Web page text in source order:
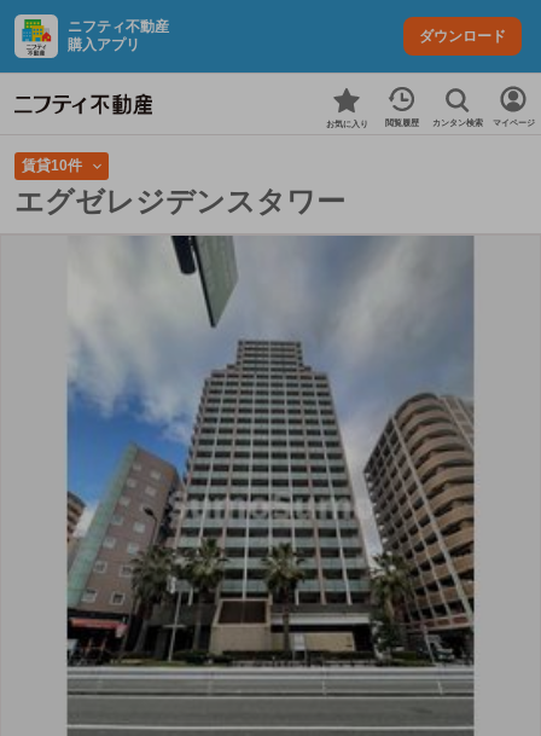
ニフティ不動産
購入アプリ
ダウンロード
お気に入り 閲覧履歴 カンタン検索 マイページ
賃貸10件
エグゼレジデンスタワー